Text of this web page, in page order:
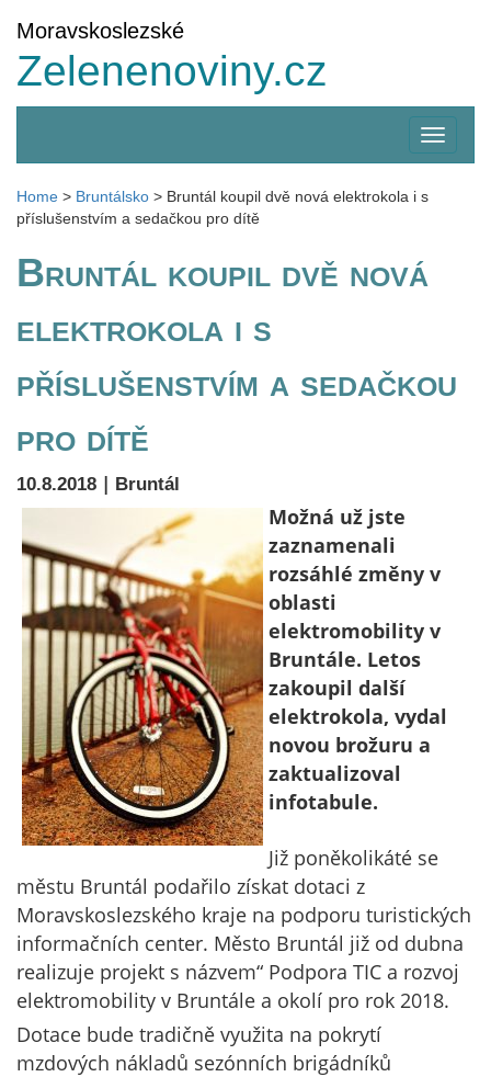
Moravskoslezské
Zelenenoviny.cz
menu
Home > Bruntálsko > Bruntál koupil dvě nová elektrokola i s
příslušenstvím a sedačkou pro dítě
Bruntál koupil dvě nová
elektrokola i s
příslušenstvím a sedačkou
pro dítě
10.8.2018 | Bruntál
Možná už jste
zaznamenali
rozsáhlé změny v
oblasti
elektromobility v
Bruntále. Letos
zakoupil další
elektrokola, vydal
novou brožuru a
zaktualizoval
infotabule.
Již poněkolikáté se
městu Bruntál podařilo získat dotaci z
Moravskoslezského kraje na podporu turistických
informačních center. Město Bruntál již od dubna
realizuje projekt s názvem“ Podpora TIC a rozvoj
elektromobility v Bruntále a okolí pro rok 2018.
Dotace bude tradičně využita na pokrytí
mzdových nákladů sezónních brigádníků